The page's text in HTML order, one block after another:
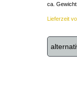
ca.
Lieferzeit